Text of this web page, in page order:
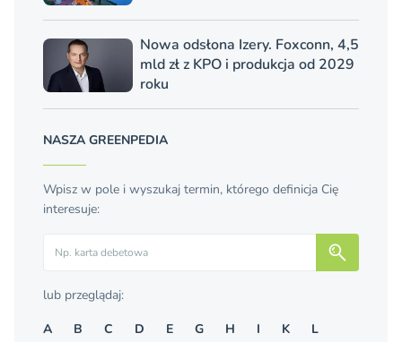
Nowa odsłona Izery. Foxconn, 4,5
mld zł z KPO i produkcja od 2029
roku
NASZA GREENPEDIA
Wpisz w pole i wyszukaj termin, którego definicja Cię
interesuje:
lub przeglądaj:
A
B C D E G H I K
L